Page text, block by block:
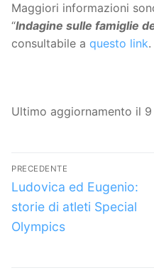
Maggiori informazioni
“Indagine sulle famiglie
consultabile a questo link.
Ultimo aggiornamento il
Navigazione
articoli
PRECEDENTE
Articolo
precedente:
Ludovica ed Eugenio:
storie di atleti Special
Olympics